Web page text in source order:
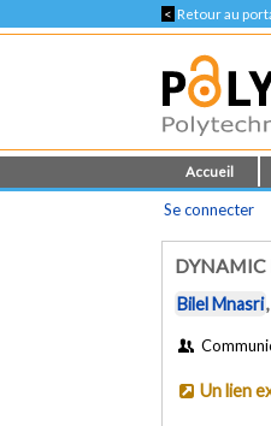
< Retour au
Accueil
Se connecter
DYNAMIC
Bilel Mnasri,
Un lien